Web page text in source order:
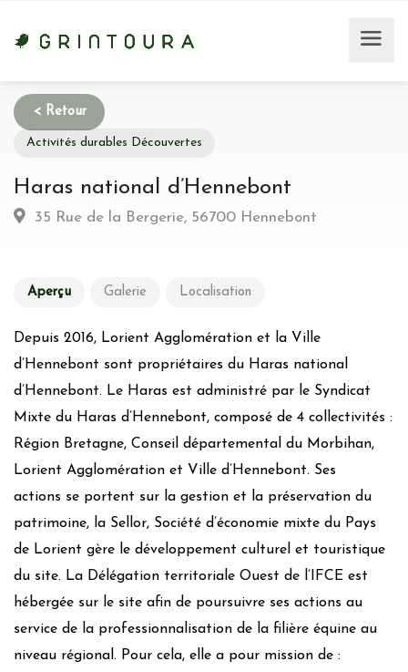
Activités durables Découvertes
Haras national d’Hennebont
35 Rue de la Bergerie, 56700 Hennebont
Aperçu Galerie Localisation
Depuis 2016, Lorient Agglomération et la Ville
d’Hennebont sont propriétaires du Haras national
d’Hennebont. Le Haras est administré par le Syndicat
Mixte du Haras d’Hennebont, composé de 4 collectivités :
Région Bretagne, Conseil départemental du Morbihan,
Lorient Agglomération et Ville d’Hennebont. Ses
actions se portent sur la gestion et la préservation du
patrimoine, la Sellor, Société d’économie mixte du Pays
de Lorient gère le développement culturel et touristique
du site. La Délégation territoriale Ouest de l’IFCE est
hébergée sur le site afin de poursuivre ses actions au
service de la professionnalisation de la filière équine au
niveau régional. Pour cela, elle a pour mission de :